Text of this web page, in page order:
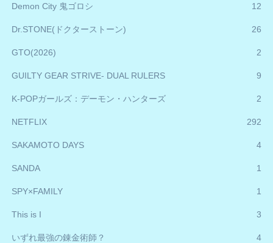
Demon City 鬼ゴロシ 12
Dr.STONE(ドクターストーン) 26
GTO(2026) 2
GUILTY GEAR STRIVE- DUAL RULERS 9
K-POPガールズ：デーモン・ハンターズ 2
NETFLIX 292
SAKAMOTO DAYS 4
SANDA 1
SPY×FAMILY 1
This is I 3
いずれ最強の錬金術師？ 4